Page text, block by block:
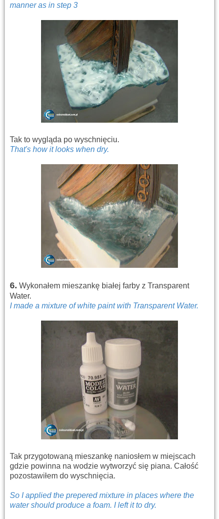
manner as in step 3
Tak to wygląda po wyschnięciu.
That's how it looks when dry.
6. Wykonałem mieszankę białej farby z Transparent
Water.
I made a mixture of white paint with Transparent Water.
Tak przygotowaną mieszankę naniosłem w miejscach
gdzie powinna na wodzie wytworzyć się piana. Całość
pozostawiłem do wyschnięcia.
So I applied the prepered mixture in places where the
water should produce a foam. I left it to dry.